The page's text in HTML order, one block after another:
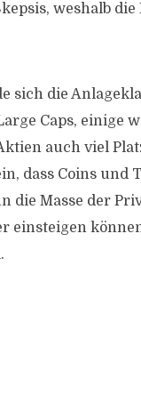
weshalb
sich die
Caps, einige
auch viel
dass Coins
die Masse der
einsteigen